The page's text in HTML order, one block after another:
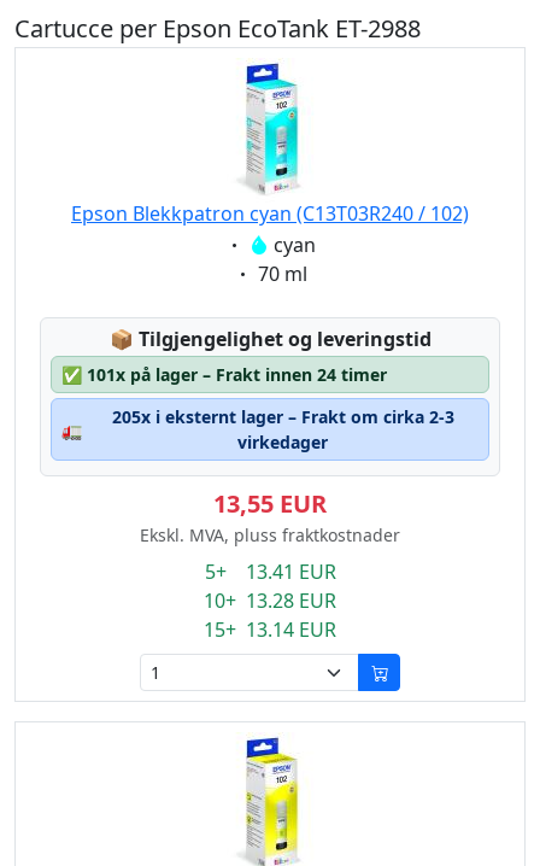
Cartucce per Epson EcoTank ET-2988
Epson Blekkpatron cyan (C13T03R240 / 102)
Eigenschaft:
cyan
Eigenschaft:
70 ml
📦 Lagerstatus:
Tilgjengelighet og leveringstid
✅ 101x på lager – Frakt innen 24 timer
🚛
205x i eksternt lager – Frakt om cirka 2-3
virkedager
13,55 EUR
Ekskl. MVA, pluss fraktkostnader
5+ 13.41 EUR
10+ 13.28 EUR
15+ 13.14 EUR